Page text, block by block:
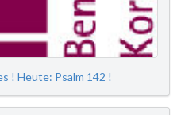
! Heute: Psalm 142 !